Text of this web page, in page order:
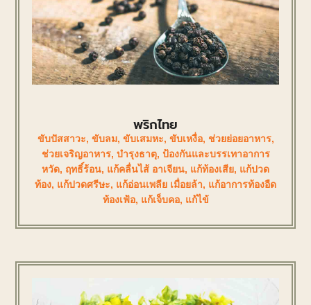
พริกไทย
ขับปัสสาวะ, ขับลม, ขับเสมหะ, ขับเหงื่อ, ช่วยย่อยอาหาร,
ช่วยเจริญอาหาร, บำรุงธาตุ, ป้องกันและบรรเทาอาการ
หวัด, ฤทธิ์ร้อน, แก้คลื่นไส้ อาเจียน, แก้ท้องเสีย, แก้ปวด
ท้อง, แก้ปวดศรีษะ, แก้อ่อนเพลีย เมื่อยล้า, แก้อาการท้องอืด
ท้องเฟ้อ, แก้เจ็บคอ, แก้ไข้